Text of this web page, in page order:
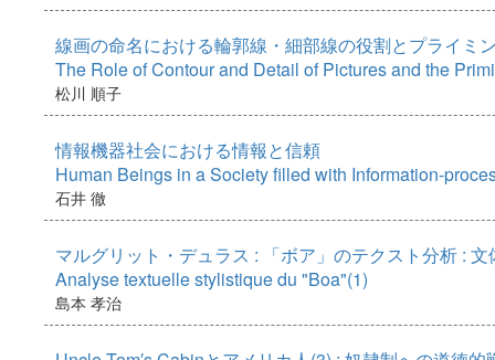
線画の命名における輪郭線・細部線の役割とプライミ
The Role of Contour and Detail of Pictures and the
松川 順子
情報機器社会における情報と信頼
Human Beings in a Society filled with Information-
石井 徹
マルグリット・デュラス : 「ボア」のテクスト分析 :
Analyse textuelle stylistique du "Boa"(1)
島本 孝治